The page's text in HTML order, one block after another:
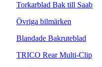
Torkarblad Bak till Saab
Övriga bilmärken
Blandade Bakruteblad
TRICO Rear Multi-Clip